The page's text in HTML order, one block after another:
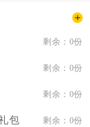
剩余：0份
剩余：0份
剩余：0份
包 剩余：0份